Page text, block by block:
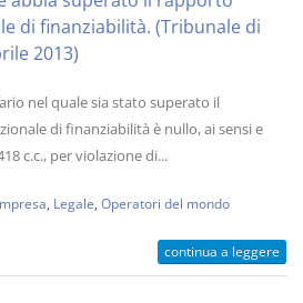
di finanziabilità. (Tribunale di
2013)
nel quale sia stato superato il
di finanziabilità è nullo, ai sensi e
c.c., per violazione di...
Legale Operatori del mondo
continua a leggere